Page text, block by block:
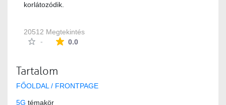
korlátozódik.
20512 Megtekintés
-
0.0Az átlagos minősítés 0 csillag a lehetséges 5-
Tartalom
FŐOLDAL / FRONTPAGE
5G témakör